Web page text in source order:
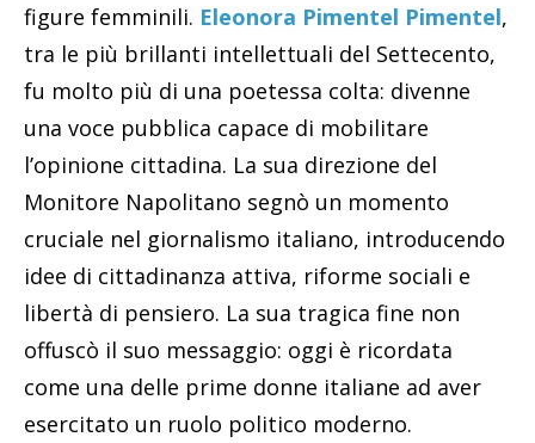
figure femminili. Eleonora Pimentel Pimentel,
tra le più brillanti intellettuali del Settecento,
fu molto più di una poetessa colta: divenne
una voce pubblica capace di mobilitare
l’opinione cittadina. La sua direzione del
Monitore Napolitano segnò un momento
cruciale nel giornalismo italiano, introducendo
idee di cittadinanza attiva, riforme sociali e
libertà di pensiero. La sua tragica fine non
offuscò il suo messaggio: oggi è ricordata
come una delle prime donne italiane ad aver
esercitato un ruolo politico moderno.